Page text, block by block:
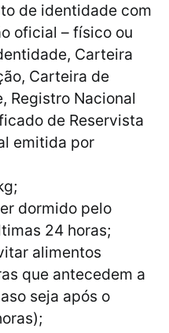
de identidade com
oficial – físico ou
Carteira
Carteira de
Registro Nacional
de Reservista
emitida por
dormido pelo
24 horas;
alimentos
que antecedem a
seja após o